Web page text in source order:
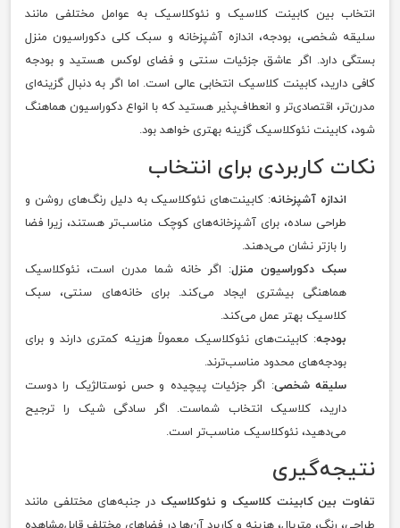
انتخاب بین کابینت کلاسیک و نئوکلاسیک به عوامل مختلفی مانند
سلیقه شخصی، بودجه، اندازه آشپزخانه و سبک کلی دکوراسیون منزل
بستگی دارد. اگر عاشق جزئیات سنتی و فضای لوکس هستید و بودجه
کافی دارید، کابینت کلاسیک انتخابی عالی است. اما اگر به دنبال گزینه‌ای
مدرن‌تر، اقتصادی‌تر و انعطاف‌پذیر هستید که با انواع دکوراسیون هماهنگ
شود، کابینت نئوکلاسیک گزینه بهتری خواهد بود.
نکات کاربردی برای انتخاب
اندازه آشپزخانه: کابینت‌های نئوکلاسیک به دلیل رنگ‌های روشن و
طراحی ساده، برای آشپزخانه‌های کوچک مناسب‌تر هستند، زیرا فضا
را بازتر نشان می‌دهند.
سبک دکوراسیون منزل: اگر خانه شما مدرن است، نئوکلاسیک
هماهنگی بیشتری ایجاد می‌کند. برای خانه‌های سنتی، سبک
کلاسیک بهتر عمل می‌کند.
بودجه: کابینت‌های نئوکلاسیک معمولاً هزینه کمتری دارند و برای
بودجه‌های محدود مناسب‌ترند.
سلیقه شخصی: اگر جزئیات پیچیده و حس نوستالژیک را دوست
دارید، کلاسیک انتخاب شماست. اگر سادگی شیک را ترجیح
می‌دهید، نئوکلاسیک مناسب‌تر است.
نتیجه‌گیری
تفاوت بین کابینت کلاسیک و نئوکلاسیک در جنبه‌های مختلفی مانند